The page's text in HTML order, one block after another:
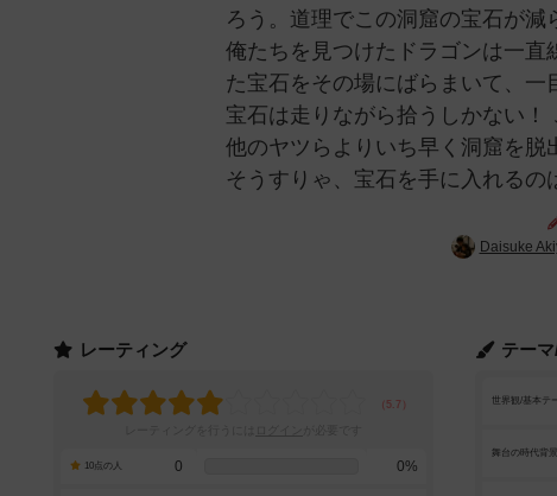
ろう。道理でこの洞窟の宝石が減
俺たちを見つけたドラゴンは一
た宝石をその場にばらまいて、一
宝石は走りながら拾うしかない！
他のヤツらよりいち早く洞窟を脱
そうすりゃ、宝石を手に入れるの
Daisuke
テー
世界観/基本テ
舞台の時代背景
レーティング
10点の人 0 0%